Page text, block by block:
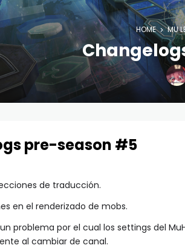
HOME MU
pre-season #5
de traducción.
en el renderizado de mobs.
problema por el cual los settings del
al cambiar de canal.